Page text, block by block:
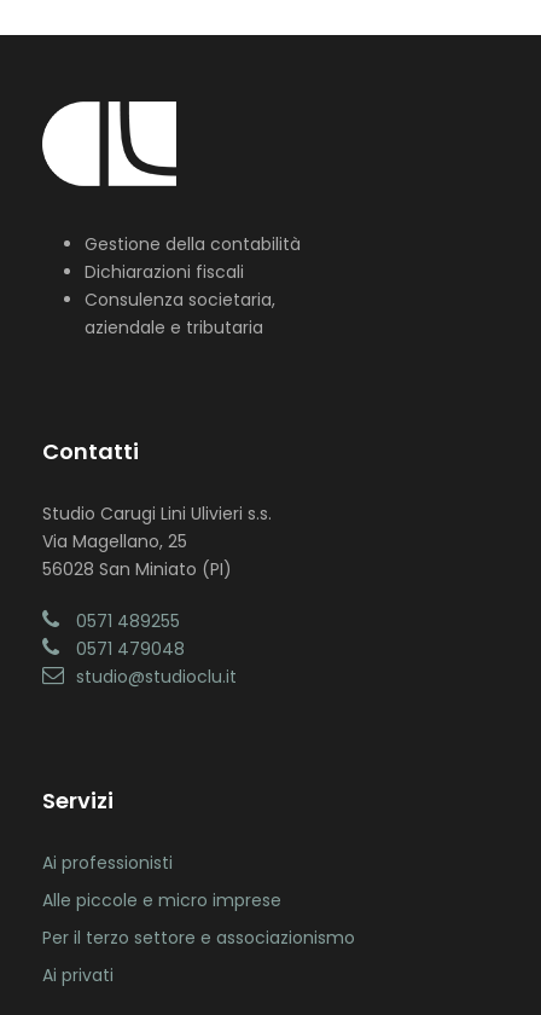
Gestione della contabilità
Dichiarazioni fiscali
Consulenza societaria,
aziendale e tributaria
Contatti
Studio Carugi Lini Ulivieri s.s.
Via Magellano, 25
56028 San Miniato (PI)
0571 489255
0571 479048
studio@studioclu.it
Servizi
Ai professionisti
Alle piccole e micro imprese
Per il terzo settore e associazionismo
Ai privati